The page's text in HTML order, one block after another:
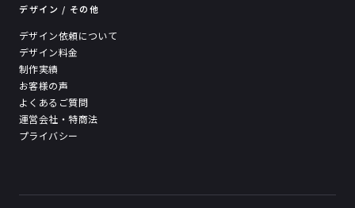
デザイン / その他
デザイン依頼について
デザイン料金
制作実績
お客様の声
よくあるご質問
運営会社・特商法
プライバシー